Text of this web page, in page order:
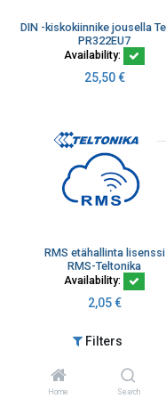
Filters
Home Search
PR322EU7
Availability:
25,50€
RMS etähallinta lisenssi
RMS-Teltonika
Availability:
2,05€